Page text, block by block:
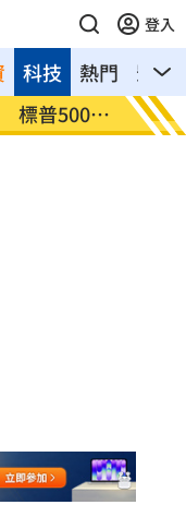
登入
熱門 影音
科技
品500%
日本